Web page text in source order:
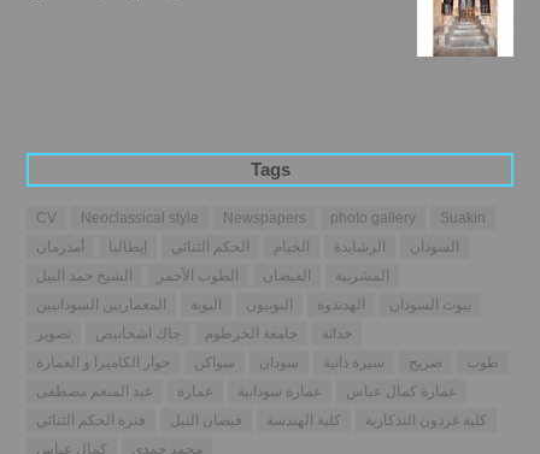
Tags
CV Neoclassical style Newspapers photo gallery
Suakin
أمدرمان
إيطاليا الحكم الثنائي الخيام الرشايدة
السودان
الشيخ حمد النيل
الطوب الأحمر الفيضان
المشربية
المعماريين السودانيين
النوبة النوبيون الهدندوة
بيوت السودان
تصوير
جاك اشخانيص جامعة الخرطوم
حداثة
حوار الكاميرا و العمارة
سواكن سودان سيرة ذاتية ضريح
طوب
عبد المنعم مصطفى
عمارة عمارة سودانية
عمارة كمال عباس
فترة الحكم الثنائي
فيضان النيل كلية الهندسة
كلية غردون التذكارية
كمال عباس
محمد حمدي